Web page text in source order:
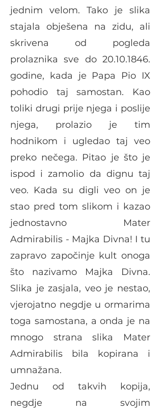
jednim velom. Tako je slika
stajala obješena na zidu, ali
skrivena od pogleda
prolaznika sve do 20.10.1846.
godine, kada je Papa Pio IX
pohodio taj samostan. Kao
toliki drugi prije njega i poslije
njega, prolazio je tim
hodnikom i ugledao taj veo
preko nečega. Pitao je što je
ispod i zamolio da dignu taj
veo. Kada su digli veo on je
stao pred tom slikom i kazao
jednostavno Mater
Admirabilis - Majka Divna! I tu
zapravo započinje kult onoga
što nazivamo Majka Divna.
Slika je zasjala, veo je nestao,
vjerojatno negdje u ormarima
toga samostana, a onda je na
mnogo strana slika Mater
Admirabilis bila kopirana i
umnažana.
Jednu od takvih kopija,
negdje na svojim